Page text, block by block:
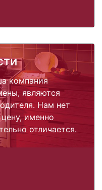
компания
являются
Нам нет
именно
отличается.